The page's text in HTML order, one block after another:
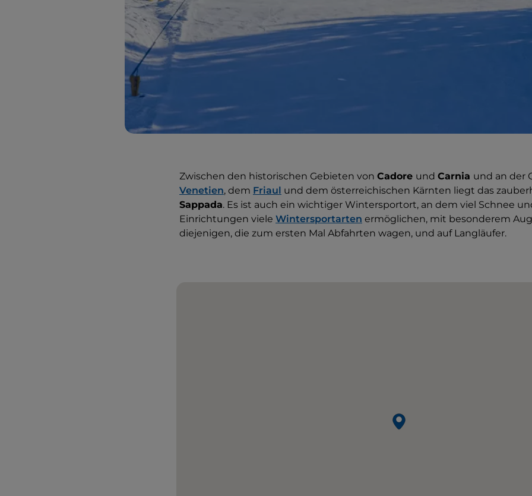
Zwischen den historischen Gebieten von Cadore und Carnia und an der
Venetien, dem Friaul und dem österreichischen Kärnten liegt das
Sappada. Es ist auch ein wichtiger Wintersportort, an dem viel Schnee
Einrichtungen viele Wintersportarten ermöglichen, mit besonderem
diejenigen, die zum ersten Mal Abfahrten wagen, und auf Langläufer.